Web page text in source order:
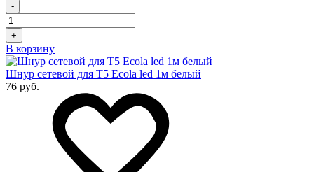
-
+
В корзину
Шнур сетевой для T5 Ecola led 1м белый
76 руб.